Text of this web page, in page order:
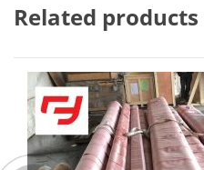
Related products